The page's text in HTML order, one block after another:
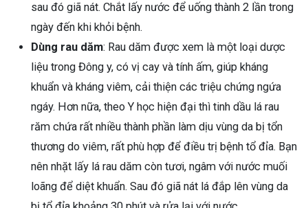
sau đó giã nát. Chắt lấy nước để uống thành 2 lần trong
ngày đến khi khỏi bệnh.
Dùng rau dăm: Rau dăm được xem là một loại dược
liệu trong Đông y, có vị cay và tính ấm, giúp kháng
khuẩn và kháng viêm, cải thiện các triệu chứng ngứa
ngáy. Hơn nữa, theo Y học hiện đại thì tinh dầu lá rau
răm chứa rất nhiều thành phần làm dịu vùng da bị tổn
thương do viêm, rất phù hợp để điều trị bệnh tổ đỉa. Bạn
nên nhặt lấy lá rau dăm còn tươi, ngâm với nước muối
loãng để diệt khuẩn. Sau đó giã nát lá đắp lên vùng da